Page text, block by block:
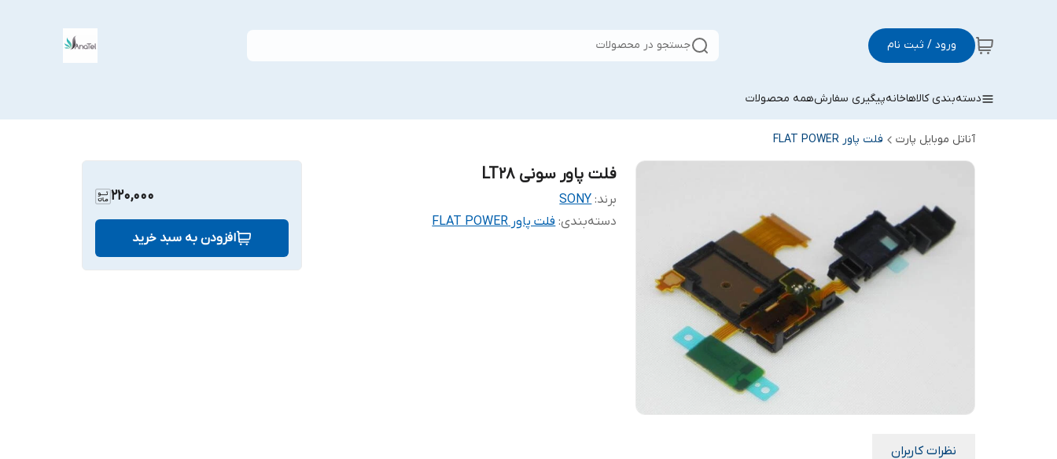
ورود / ثبت نام جستجو در محصولات
دسته‌بندی کالاهاخانهپیگیری سفارشهمه محصولات
آناتل موبایل پارت فلت پاور FLAT POWER
فلت پاور سونی LT28
برند: SONY
دسته‌بندی:فلت پاور FLAT POWER
220,000
افزودن به سبد خرید
نظرات کاربران